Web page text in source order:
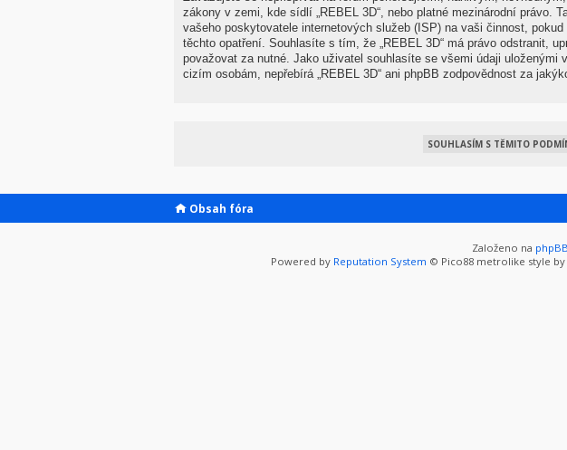
zákony v zemi, kde sídlí „REBEL 3D“, nebo platné mezinárodní právo.
vašeho poskytovatele internetových služeb (ISP) na vaši činnost,
těchto opatření. Souhlasíte s tím, že „REBEL 3D“ má právo odstranit,
považovat za nutné. Jako uživatel souhlasíte se všemi údaji uloženými
cizím osobám, nepřebírá „REBEL 3D“ ani phpBB zodpovědnost za
Obsah fóra
Založeno na phpBB
Powered by Reputation System © Pico88 metrolike style by